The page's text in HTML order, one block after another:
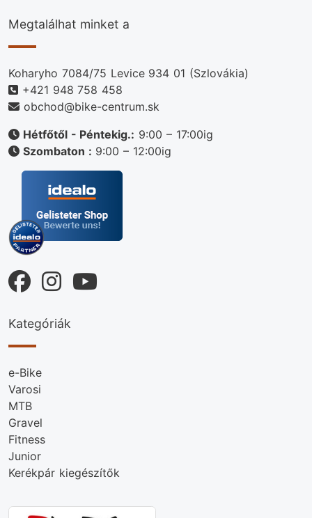
Megtalálhat minket a
Koharyho 7084/75 Levice 934 01 (Szlovákia)
+421 948 758 458
obchod@bike-centrum.sk
Hétfőtől - Péntekig.: 9:00 – 17:00ig
Szombaton : 9:00 – 12:00ig
Kategóriák
e-Bike
Varosi
MTB
Gravel
Fitness
Junior
Kerékpár kiegészítők